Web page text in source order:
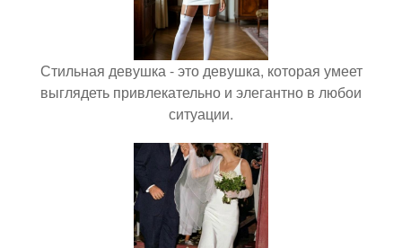
Стильная девушка - это девушка, которая умеет
выглядеть привлекательно и элегантно в любои
ситуации.